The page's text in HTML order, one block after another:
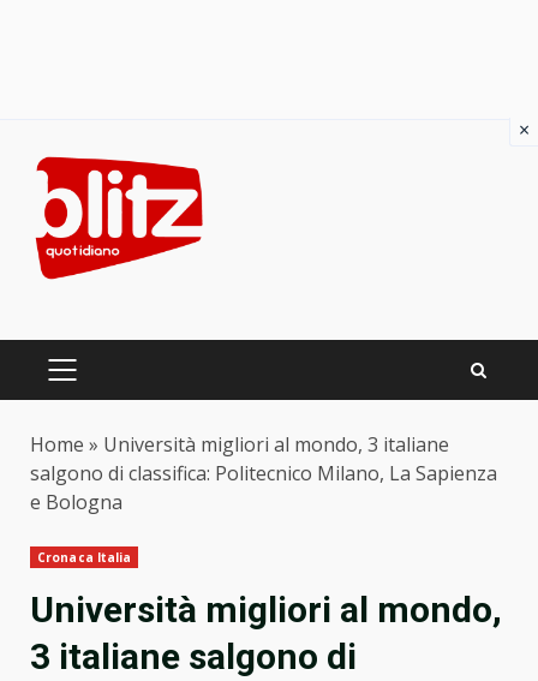
content
PRIMARY
Home » Università migliori al mondo, 3 italiane
salgono di classifica: Politecnico Milano, La Sapienza
e Bologna
Cronaca Italia
Università migliori al mondo,
3 italiane salgono di
×